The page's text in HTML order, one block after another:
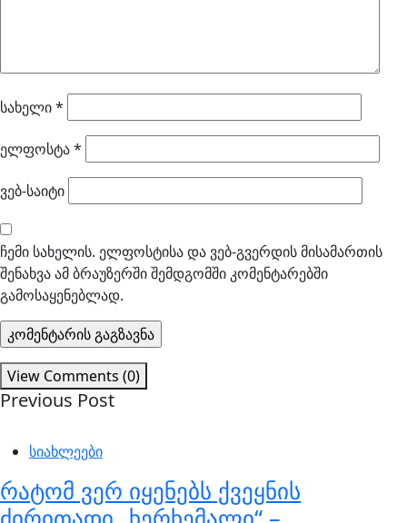
სახელი*
ელფოსტა*
ვებ-საიტი
ჩემი სახელის. ელფოსტისა და ვებ-გვერდის მისამართის
შენახვა ამ ბრაუზერში შემდგომში კომენტარებში
გამოსაყენებლად.
View Comments (0)
Previous Post
სიახლეები
რატომ ვერ იყენებს ქვეყნის